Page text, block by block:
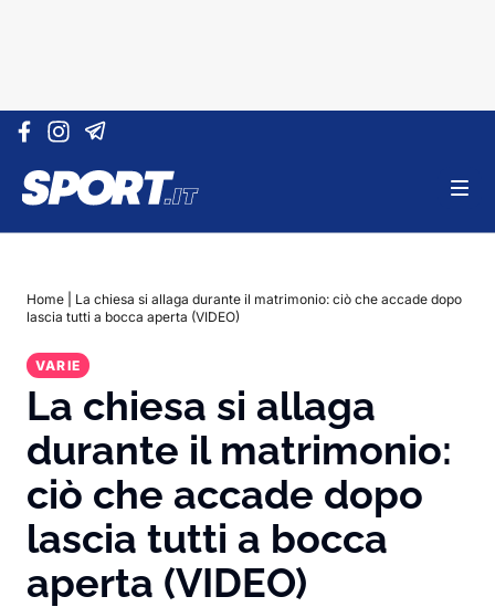
Vai al contenuto
Home
La chiesa si allaga durante il matrimonio: ciò che accade dopo
lascia tutti a bocca aperta (VIDEO)
VARIE
La chiesa si allaga
durante il matrimonio:
ciò che accade dopo
lascia tutti a bocca
aperta (VIDEO)